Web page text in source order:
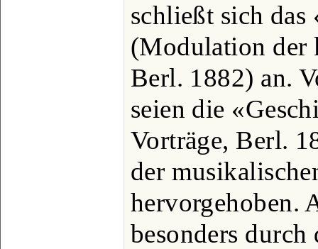
schließt sich
(Modulation der
Berl. 1882) an.
seien die
Vorträge, Berl.
der
hervorgehoben.
besonders